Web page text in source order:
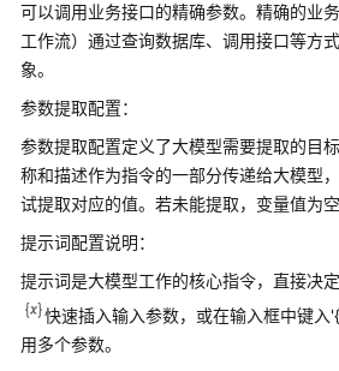
智
能
评
工
作
空
及
权
限
可以调用业务接口的精确参数。精确的业
工作流）通过查询数据库、调用接口等方
象。
参数提取配置：
参数提取配置定义了大模型需要提取的目
称和描述作为指令的一部分传递给大模型
试提取对应的值。若未能提取，变量值为空
提示词配置说明：
提示词是大模型工作的核心指令，直接决
快速插入输入参数，或在输入框中键入
用多个参数。